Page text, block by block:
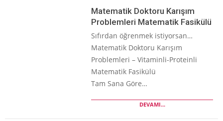
Matematik Doktoru Karışım
Problemleri Matematik Fasikülü
Sıfırdan öğrenmek istiyorsan…
Matematik Doktoru Karışım
Problemleri – Vitaminli-Proteinli
Matematik Fasikülü
Tam Sana Göre…
DEVAMI...